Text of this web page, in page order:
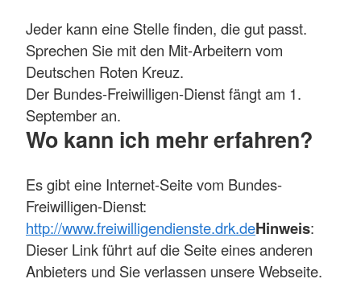
Jeder kann eine Stelle finden, die gut passt.
Sprechen Sie mit den Mit-Arbeitern vom
Deutschen Roten Kreuz.
Der Bundes-Freiwilligen-Dienst fängt am 1.
September an.
Wo kann ich mehr erfahren?
Es gibt eine Internet-Seite vom Bundes-
Freiwilligen-Dienst:
http://www.freiwilligendienste.drk.deHinweis:
Dieser Link führt auf die Seite eines anderen
Anbieters und Sie verlassen unsere Webseite.